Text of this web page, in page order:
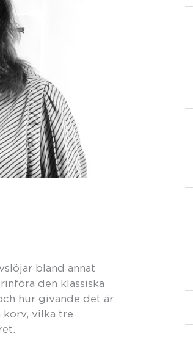
bland annat
den klassiska
hur givande det är
korv, vilka tre